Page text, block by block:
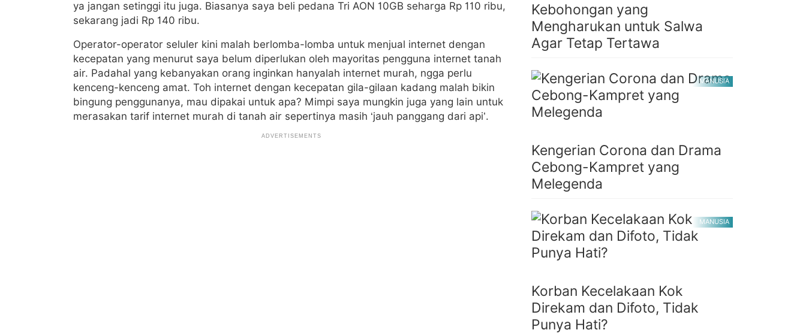
ya jangan setinggi itu juga. Biasanya saya beli pedana Tri AON 10GB seharga Rp 110 ribu,
sekarang jadi Rp 140 ribu.
Operator-operator seluler kini malah berlomba-lomba untuk menjual internet dengan
kecepatan yang menurut saya belum diperlukan oleh mayoritas pengguna internet tanah
air. Padahal yang kebanyakan orang inginkan hanyalah internet murah, ngga perlu
kenceng-kenceng amat. Toh internet dengan kecepatan gila-gilaan kadang malah bikin
bingung penggunanya, mau dipakai untuk apa? Mimpi saya mungkin juga yang lain untuk
merasakan tarif internet murah di tanah air sepertinya masih ‘jauh panggang dari api’.
Kebohongan yang
Mengharukan untuk Salwa
Agar Tetap Tertawa
MANUSIA
Kengerian Corona dan Drama
Cebong-Kampret yang
Melegenda
MANUSIA
Korban Kecelakaan Kok
Direkam dan Difoto, Tidak
Punya Hati?